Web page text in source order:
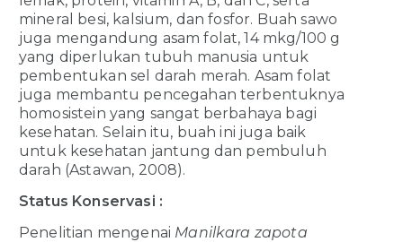
mineral besi, kalsium, dan fosfor. Buah sawo
juga mengandung asam folat, 14 mkg/100 g
yang diperlukan tubuh manusia untuk
pembentukan sel darah merah. Asam folat
juga membantu pencegahan terbentuknya
homosistein yang sangat berbahaya bagi
kesehatan. Selain itu, buah ini juga baik
untuk kesehatan jantung dan pembuluh
darah (Astawan, 2008).
Status Konservasi :
Penelitian mengenai Manilkara zapota